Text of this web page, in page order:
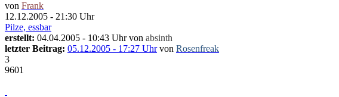
von Frank
12.12.2005 - 21:30 Uhr
Pilze, essbar
erstellt: 04.04.2005 - 10:43 Uhr von absinth
letzter Beitrag: 05.12.2005 - 17:27 Uhrvon Rosenfreak
3
9601